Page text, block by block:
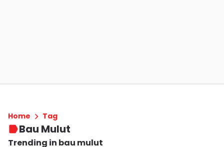
Home Tag
Bau Mulut
Trending in bau mulut